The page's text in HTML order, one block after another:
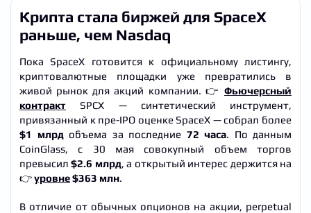
Крипта стала биржей для SpaceX
раньше, чем Nasdaq
Пока SpaceX готовится к официальному листингу,
криптовалютные площадки уже превратились в
живой рынок для акций компании. 👉 Фьючерсный
контракт SPCX — синтетический инструмент,
привязанный к пре-IPO оценке SpaceX — собрал более
$1 млрдобъема за последние 72 часа. По данным
CoinGlass, с 30 мая совокупный объем торгов
превысил$2.6 млрд, а открытый интерес держится на
👉уровне$363 млн.
В отличие от обычных опционов на акции, perpetual